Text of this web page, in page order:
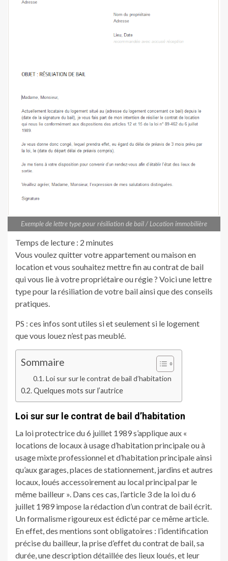
Exemple de lettre type pour résiliation de bail / Location immobilière
Temps de lecture : 2 minutes
Vous voulez quitter votre appartement ou maison en
location et vous souhaitez mettre fin au contrat de bail
qui vous lie à votre propriétaire ou régie ? Voici une lettre
type pour la résiliation de votre bail ainsi que des conseils
pratiques.
PS : ces infos sont utiles si et seulement si le logement
que vous louez n’est pas meublé.
Sommaire
Loi sur sur le contrat de bail d’habitation
Quelques mots sur l’autrice
Loi sur sur le contrat de bail d’habitation
La loi protectrice du 6 juillet 1989 s’applique aux «
locations de locaux à usage d’habitation principale ou à
usage mixte professionnel et d’habitation principale ainsi
qu’aux garages, places de stationnement, jardins et autres
locaux, loués accessoirement au local principal par le
même bailleur ». Dans ces cas, l’article 3 de la loi du 6
juillet 1989 impose la rédaction d’un contrat de bail écrit.
Un formalisme rigoureux est édicté par ce même article.
En effet, des mentions sont obligatoires : l’identification
précise du bailleur, la prise d’effet du contrat de bail, sa
durée, une description détaillée des lieux loués, et leur